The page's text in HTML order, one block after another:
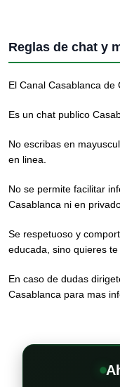
Reglas de chat y
El Canal Casablanca de
Es un chat publico
No escribas en
en linea.
No se permite facilitar
Casablanca ni en
Se respetuoso y
educada, sino quieres te
En caso de dudas
Casablanca para mas